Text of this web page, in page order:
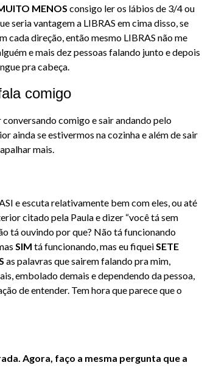
MENOS consigo ler os lábios de 3/4 ou
seria vantagem a LIBRAS em cima disso, se
cada direção, então mesmo LIBRAS não me
e mais dez pessoas falando junto e depois
pra cabeça.
comigo
comigo e sair andando pelo
ainda se estivermos na cozinha e além de sair
mais.
e escuta relativamente bem com eles, ou até
citado pela Paula e dizer “você tá sem
tá ouvindo por que? Não tá funcionando
SIM tá funcionando, mas eu fiquei SETE
as palavras que sairem falando pra mim,
embolado demais e dependendo da pessoa,
de entender. Tem hora que parece que o
Agora, faço a mesma pergunta que a